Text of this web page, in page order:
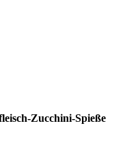
Zucchini-Spieße